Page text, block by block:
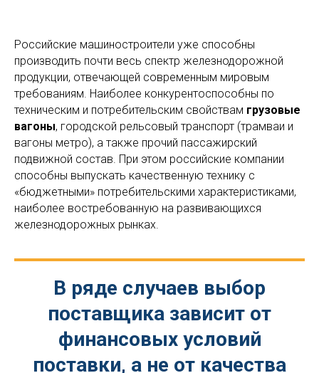
Российские машиностроители уже способны
производить почти весь спектр железнодорожной
продукции, отвечающей современным мировым
требованиям. Наиболее конкурентоспособны по
техническим и потребительским свойствам грузовые
вагоны, городской рельсовый транспорт (трамваи и
вагоны метро), а также прочий пассажирский
подвижной состав. При этом российские компании
способны выпускать качественную технику с
«бюджетными» потребительскими характеристиками,
наиболее востребованную на развивающихся
железнодорожных рынках.
В ряде случаев выбор
поставщика зависит от
финансовых условий
поставки, а не от качества